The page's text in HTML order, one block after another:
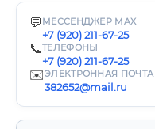
💬 МЕССЕНДЖЕР MAX
+7 (920) 211-67-25
📞ТЕЛЕФОНЫ
+7 (920) 211-67-25
✉️ЭЛЕКТРОННАЯ ПОЧТА
382652@mail.ru